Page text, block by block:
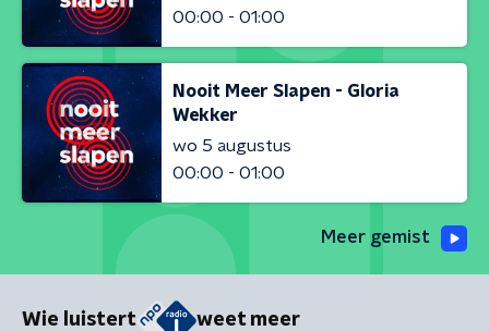
00:00 - 01:00
Nooit Meer Slapen - Gloria
Wekker
wo 5 augustus
00:00 - 01:00
Meer gemist
Wie luistert weet meer